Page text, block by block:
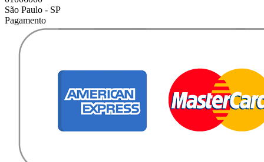
São Paulo - SP
Pagamento